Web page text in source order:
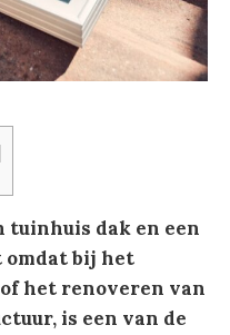
tuinhuis dak en een
omdat bij het
het renoveren van
is een van de